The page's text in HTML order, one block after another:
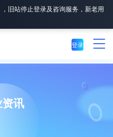
，旧站停止登录及咨询服务，新老用
登录
讯